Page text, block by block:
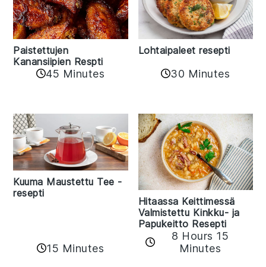
Paistettujen
Kanansiipien Respti
45 Minutes
Lohtaipaleet resepti
30 Minutes
Kuuma Maustettu Tee -
resepti
15 Minutes
Hitaassa Keittimessä
Valmistettu Kinkku- ja
Papukeitto Resepti
8 Hours 15
Minutes